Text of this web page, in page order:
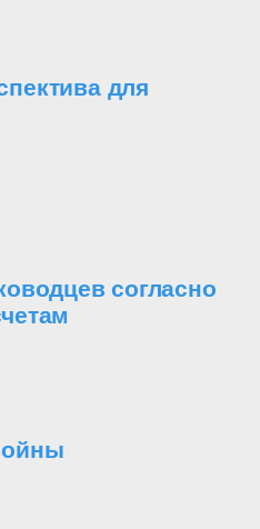
для
согласно